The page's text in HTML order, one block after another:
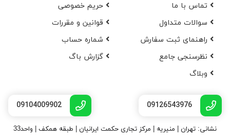
تماس با ما
حریم خصوصی
سوالات متداول
قوانین و مقررات
راهنمای ثبت سفارش
شماره حساب
نظرسنجی جامع
گزارش باگ
وبلاگ
09126543976
09104009902
نشانی: تهران | منیریه | مرکز تجاری حکمت ایرانیان | طبقه همکف | واحد33